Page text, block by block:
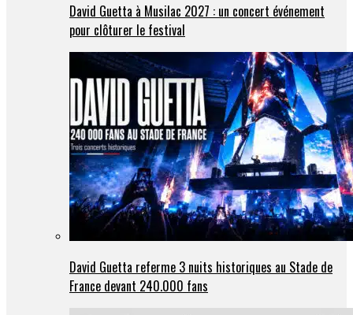
David Guetta à Musilac 2027 : un concert événement
pour clôturer le festival
David Guetta referme 3 nuits historiques au Stade de
France devant 240.000 fans